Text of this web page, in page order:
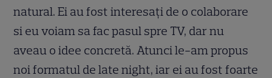
natural. Ei au fost interesați de o colaborare
si eu voiam sa fac pasul spre TV, dar nu
aveau o idee concretă. Atunci le-am propus
noi formatul de late night, iar ei au fost foarte